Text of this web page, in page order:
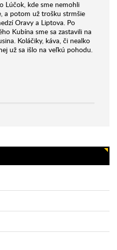
Lúčok, kde sme nemohli
a potom už trošku strmšie
Oravy a Liptova. Po
Kubína sme sa zastavili na
Koláčiky, káva, či nealko
už sa išlo na veľkú pohodu.